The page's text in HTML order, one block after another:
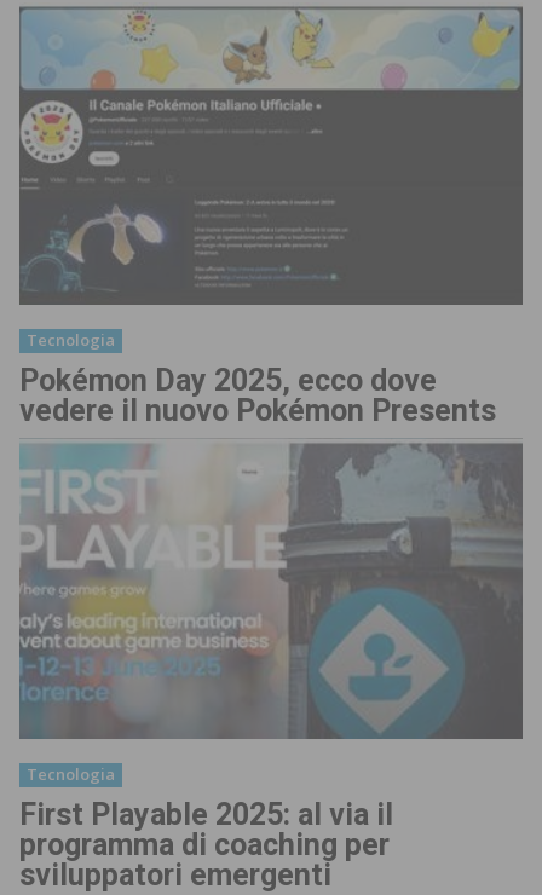
Tecnologia
Pokémon Day 2025, ecco dove
vedere il nuovo Pokémon Presents
Tecnologia
First Playable 2025: al via il
programma di coaching per
sviluppatori emergenti